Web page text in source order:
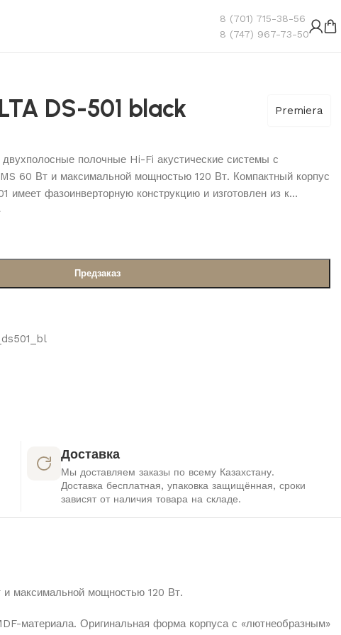
8 (701) 715-38-56
8 (747) 967-73-50
DS-501 black Premiera
полочные Hi-Fi акустические системы с
60 Вт и максимальной мощностью 120 Вт. Компактный корпус
имеет фазоинверторную конструкцию и изготовлен из к…
Предзаказ
Доставка
Мы доставляем заказы по всему Казахстану.
Доставка бесплатная, упаковка защищённая, сроки
зависят от наличия товара на складе.
максимальной мощностью 120 Вт.
материала. Оригинальная форма корпуса с «лютнеобразным»